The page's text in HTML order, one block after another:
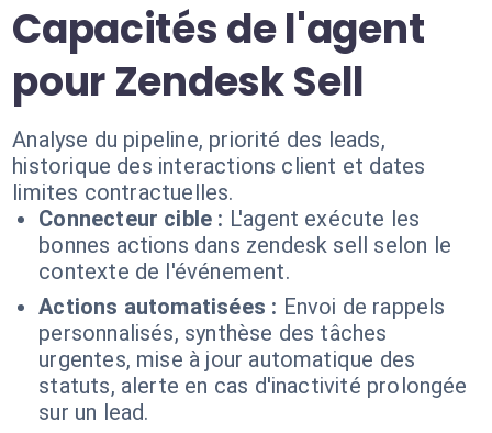
Capacités de l'agent
pour Zendesk Sell
Analyse du pipeline, priorité des leads,
historique des interactions client et dates
limites contractuelles.
Connecteur cible : L'agent exécute les
bonnes actions dans zendesk sell selon le
contexte de l'événement.
Actions automatisées : Envoi de rappels
personnalisés, synthèse des tâches
urgentes, mise à jour automatique des
statuts, alerte en cas d'inactivité prolongée
sur un lead.